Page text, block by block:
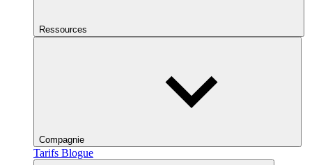
Ressources
Compagnie
Tarifs Blogue